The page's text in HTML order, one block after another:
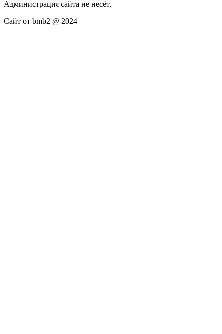
Администрация сайта не несёт.
Сайт от bmb2 @ 2024